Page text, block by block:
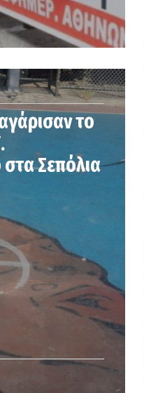
το
Σεπόλια